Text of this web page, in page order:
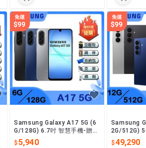
Samsung Galaxy A17 5G (6
G/128G) 6.7吋 智慧手機-贈空
壓殼+鋼化保貼+其他好禮
5,940
Samsung
2G/512G)
贈25W雙孔
49,290